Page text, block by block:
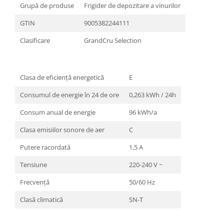
Grupă de produse
Frigider de depozitare a vinurilor
GTIN
9005382244111
Clasificare
GrandCru Selection
Clasa de eficienţă energetică
E
Consumul de energie în 24 de ore
0,263 kWh / 24h
Consum anual de energie
96 kWh/a
Clasa emisiilor sonore de aer
C
Putere racordată
1,5 A
Tensiune
220-240 V ~
Frecvenţă
50/60 Hz
Clasă climatică
SN-T